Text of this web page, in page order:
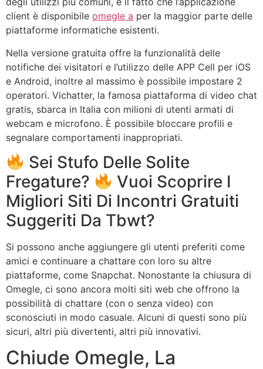
client è disponibile omegle a per la maggior parte delle
piattaforme informatiche esistenti.
Nella versione gratuita offre la funzionalità delle
notifiche dei visitatori e l’utilizzo delle APP Cell per iOS
e Android, inoltre al massimo è possibile impostare 2
operatori. Vichatter, la famosa piattaforma di video chat
gratis, sbarca in Italia con milioni di utenti armati di
webcam e microfono. È possibile bloccare profili e
segnalare comportamenti inappropriati.
Sei Stufo Delle Solite
Fregature?
Vuoi Scoprire I
Migliori Siti Di Incontri Gratuiti
Suggeriti Da Tbwt?
Si possono anche aggiungere gli utenti preferiti come
amici e continuare a chattare con loro su altre
piattaforme, come Snapchat. Nonostante la chiusura di
Omegle, ci sono ancora molti siti web che offrono la
possibilità di chattare (con o senza video) con
sconosciuti in modo casuale. Alcuni di questi sono più
sicuri, altri più divertenti, altri più innovativi.
Chiude Omegle, La